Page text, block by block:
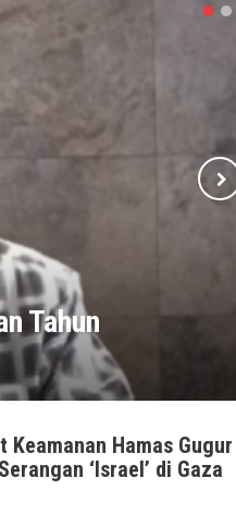
Tahun
Keamanan Hamas Gugur
‘Israel’ di Gaza